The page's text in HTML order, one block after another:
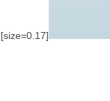
[size=0.17]